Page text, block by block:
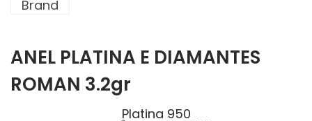
Brand
ANEL PLATINA E DIAMANTES
ROMAN 3.2gr
Platina 950